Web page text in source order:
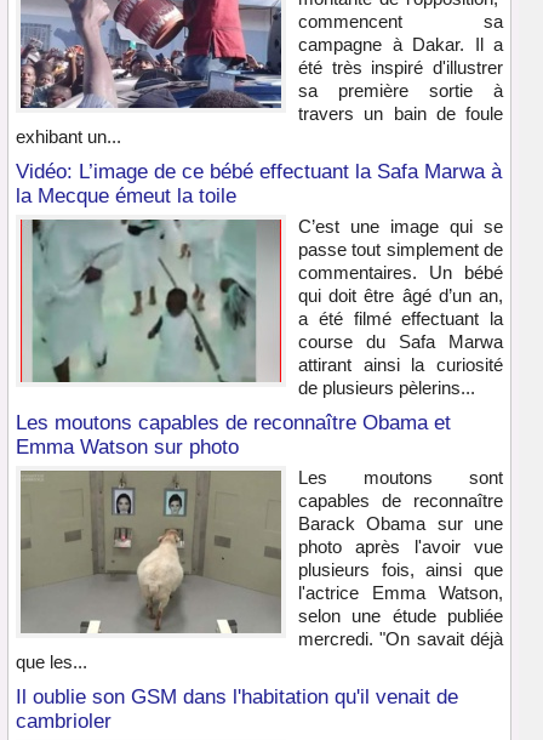
commencent sa
campagne à Dakar. Il a
été très inspiré d'illustrer
sa première sortie à
travers un bain de foule
exhibant un...
Vidéo: L’image de ce bébé effectuant la Safa Marwa à
la Mecque émeut la toile
C’est une image qui se
passe tout simplement de
commentaires. Un bébé
qui doit être âgé d’un an,
a été filmé effectuant la
course du Safa Marwa
attirant ainsi la curiosité
de plusieurs pèlerins...
Les moutons capables de reconnaître Obama et
Emma Watson sur photo
Les moutons sont
capables de reconnaître
Barack Obama sur une
photo après l'avoir vue
plusieurs fois, ainsi que
l'actrice Emma Watson,
selon une étude publiée
mercredi. "On savait déjà
que les...
Il oublie son GSM dans l'habitation qu'il venait de
cambrioler